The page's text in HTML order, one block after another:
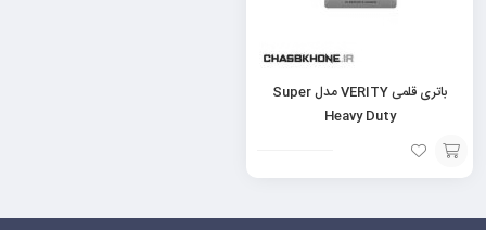
باتری قلمی VERITY مدل Super
Heavy Duty
افزودن
به